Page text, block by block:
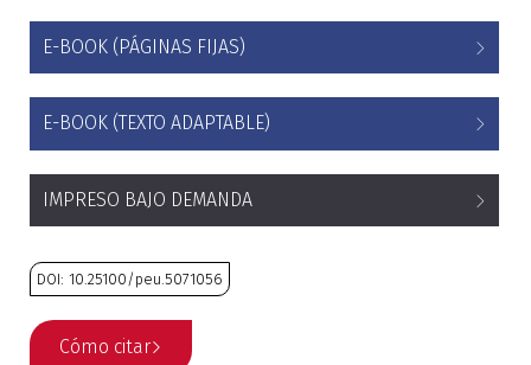
Geografía
Historia
Lenguas
Literatura
Matemáticas
E-BOOK (PÁGINAS FIJAS)
E-BOOK (TEXTO ADAPTABLE)
IMPRESO BAJO DEMANDA
DOI: 10.25100/peu.5071056
Cómo citar